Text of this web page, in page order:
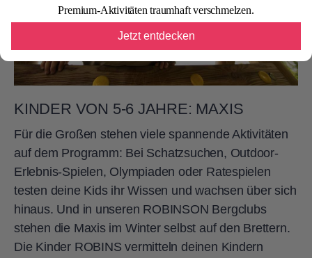
Premium-Aktivitäten traumhaft verschmelzen.
Jetzt entdecken
KINDER VON 5-6 JAHRE: MAXIS
Für die Großen stehen viele spannende Aktivitäten
auf dem Programm: Bei Schatzsuchen, Outdoor-
Erlebnis-Spielen, Olympiaden oder Ratespielen
testen deine Kids ihr Wissen und wachsen über sich
hinaus. Und in unseren ROBINSON Bergclubs
stehen die Maxis im Winter selbst auf den Brettern.
Die Kinder ROBINS vermitteln deinen Kindern